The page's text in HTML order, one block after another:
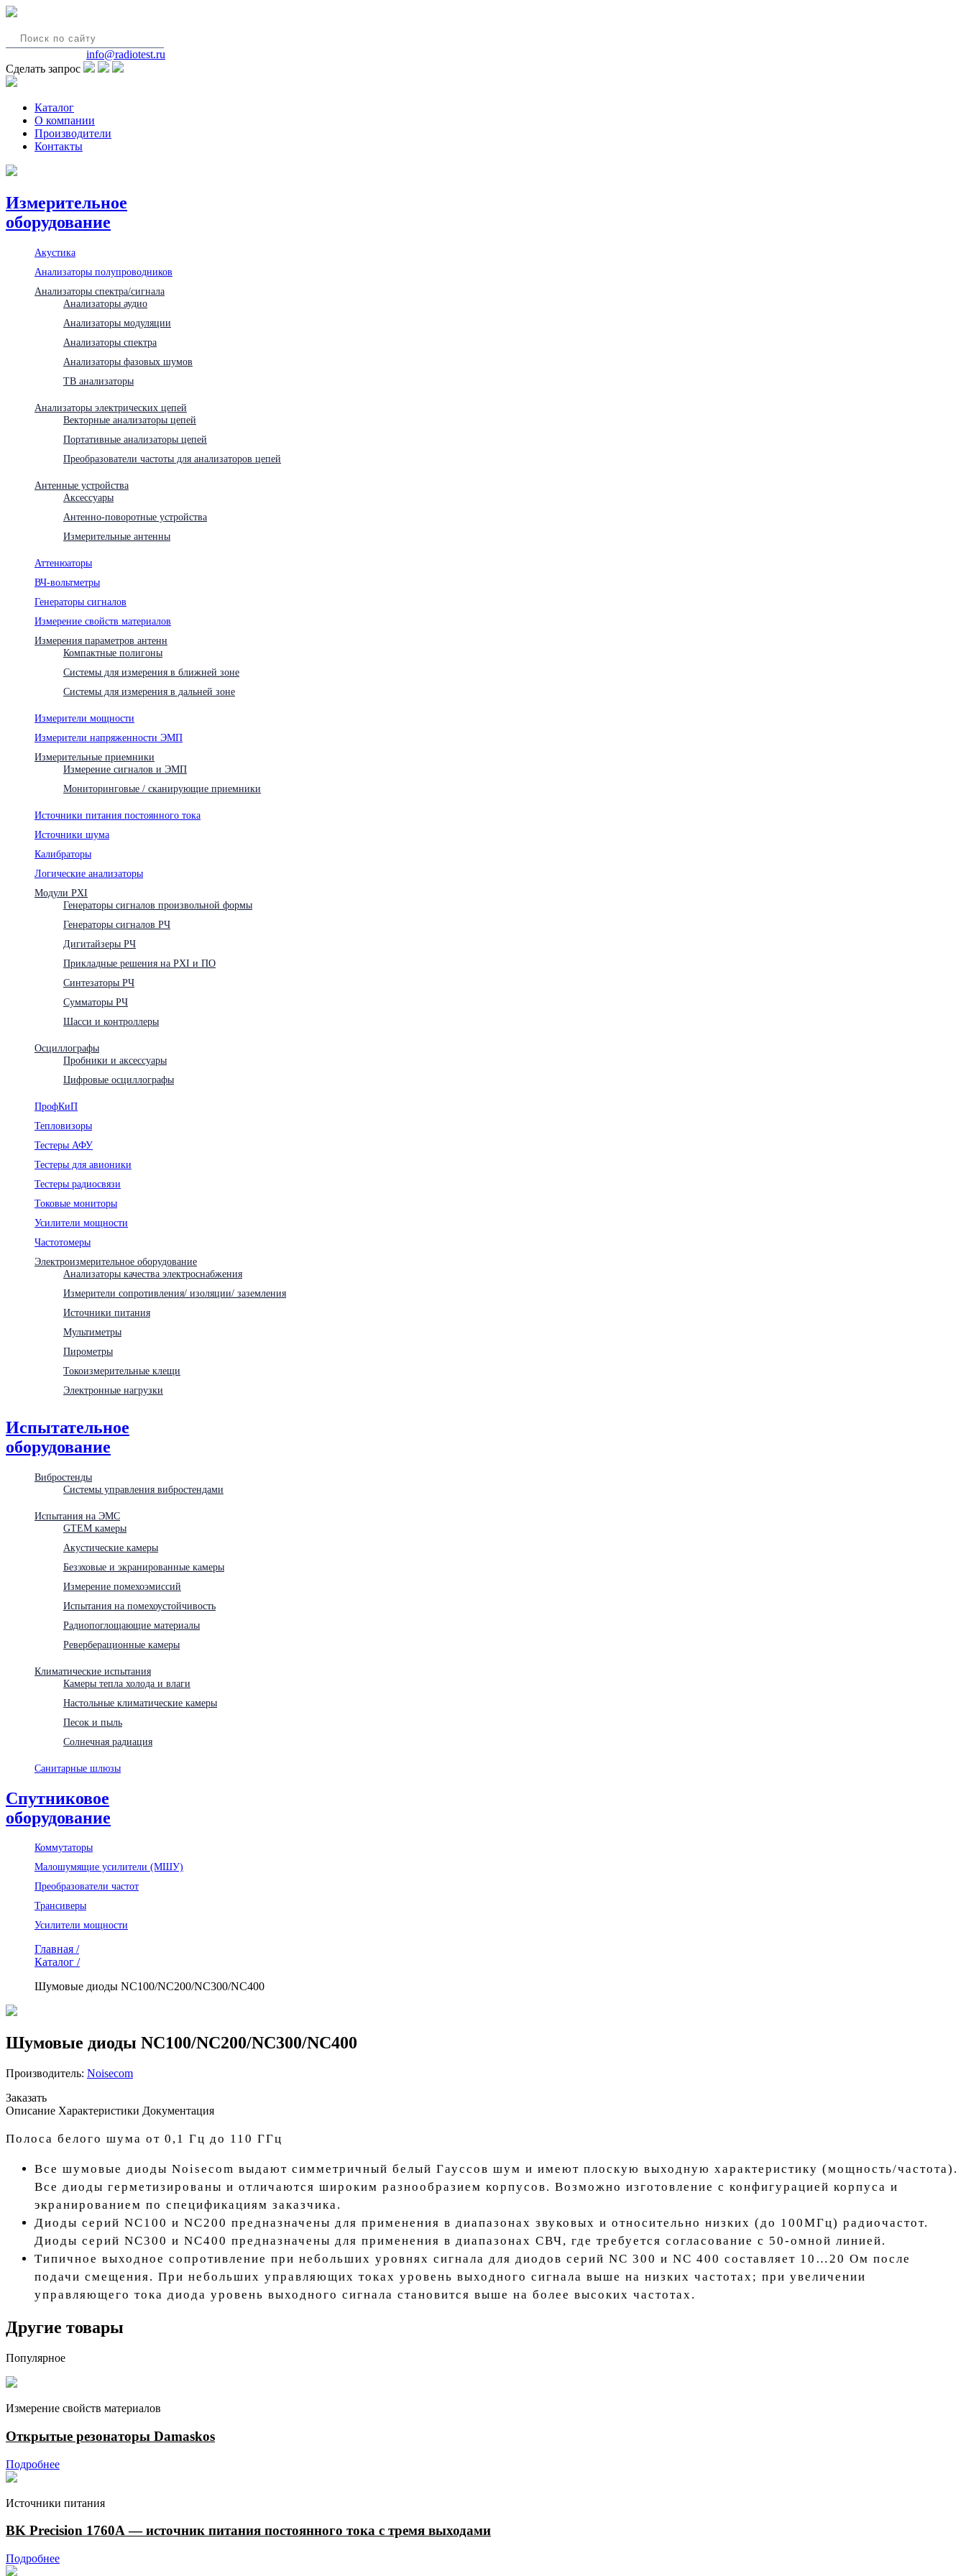
info@radiotest.ru
Сделать запрос
Каталог
О компании
Производители
Контакты
Измерительное
оборудование
Акустика
Анализаторы полупроводников
Анализаторы спектра/сигнала
Анализаторы аудио
Анализаторы модуляции
Анализаторы спектра
Анализаторы фазовых шумов
ТВ анализаторы
Анализаторы электрических цепей
Векторные анализаторы цепей
Портативные анализаторы цепей
Преобразователи частоты для анализаторов цепей
Антенные устройства
Аксессуары
Антенно-поворотные устройства
Измерительные антенны
Аттенюаторы
ВЧ-вольтметры
Генераторы сигналов
Измерение свойств материалов
Измерения параметров антенн
Компактные полигоны
Системы для измерения в ближней зоне
Системы для измерения в дальней зоне
Измерители мощности
Измерители напряженности ЭМП
Измерительные приемники
Измерение сигналов и ЭМП
Мониторинговые / сканирующие приемники
Источники питания постоянного тока
Источники шума
Калибраторы
Логические анализаторы
Модули PXI
Генераторы сигналов произвольной формы
Генераторы сигналов РЧ
Дигитайзеры РЧ
Прикладные решения на PXI и ПО
Синтезаторы РЧ
Сумматоры РЧ
Шасси и контроллеры
Осциллографы
Пробники и аксессуары
Цифровые осциллографы
ПрофКиП
Тепловизоры
Тестеры АФУ
Тестеры для авионики
Тестеры радиосвязи
Токовые мониторы
Усилители мощности
Частотомеры
Электроизмерительное оборудование
Анализаторы качества электроснабжения
Измерители сопротивления/ изоляции/ заземления
Источники питания
Мультиметры
Пирометры
Токоизмерительные клещи
Электронные нагрузки
Испытательное
оборудование
Вибростенды
Системы управления вибростендами
Испытания на ЭМС
GTEM камеры
Акустические камеры
Безэховые и экранированные камеры
Измерение помехоэмиссий
Испытания на помехоустойчивость
Радиопоглощающие материалы
Реверберационные камеры
Климатические испытания
Камеры тепла холода и влаги
Настольные климатические камеры
Песок и пыль
Солнечная радиация
Санитарные шлюзы
Спутниковое
оборудование
Коммутаторы
Малошумящие усилители (МШУ)
Преобразователи частот
Трансиверы
Усилители мощности
Главная /
Каталог /
Шумовые диоды NC100/NC200/NC300/NC400
Шумовые диоды NC100/NC200/NC300/NC400
Производитель: Noisecom
Заказать
Описание Характеристики Документация
Полоса белого шума от 0,1 Гц до 110 ГГц
Все шумовые диоды Noisecom выдают симметричный белый Гауссов шум и имеют плоскую выходную характеристику (мощность/частота).
Все диоды герметизированы и отличаются широким разнообразием корпусов. Возможно изготовление с конфигурацией корпуса и
экранированием по спецификациям заказчика.
Диоды серий NC100 и NC200 предназначены для применения в диапазонах звуковых и относительно низких (до 100МГц) радиочастот.
Диоды серий NC300 и NC400 предназначены для применения в диапазонах СВЧ, где требуется согласование с 50-омной линией.
Типичное выходное сопротивление при небольших уровнях сигнала для диодов серий NC 300 и NC 400 составляет 10…20 Ом после
подачи смещения. При небольших управляющих токах уровень выходного сигнала выше на низких частотах; при увеличении
управляющего тока диода уровень выходного сигнала становится выше на более высоких частотах.
Другие товары
Популярное
Измерение свойств материалов
Открытые резонаторы Damaskos
Подробнее
Источники питания
BK Precision 1760А — источник питания постоянного тока с тремя выходами
Подробнее